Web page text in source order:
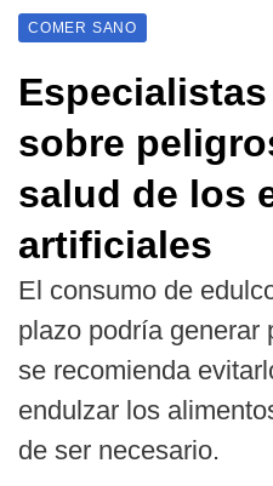
COMER SANO
sobre
salud de los
artificiales
El consumo de
plazo podría generar
se recomienda
endulzar los
de ser necesario.